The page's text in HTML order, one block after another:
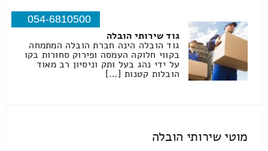
054-6810500
גוד שירותי הובלה
גוד הובלה הינה חברת הובלה המתמחה
בקווי חלוקה העמסה ופירוק סחורות בקו
על ידי נהג בעל ותק וניסיון רב מאוד
הובלות קטנות […]
מוטי שירותי הובלה